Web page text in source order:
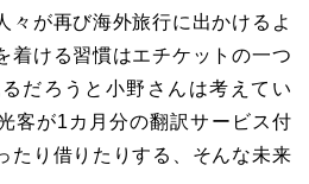
々が再び海外旅行に出かけるよ
着ける習慣はエチケットの一つ
だろうと小野さんは考えてい
客が1カ月分の翻訳サービス付
たり借りたりする、そんな未来